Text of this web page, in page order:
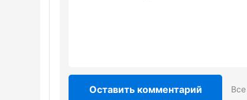
Оставить комментарий